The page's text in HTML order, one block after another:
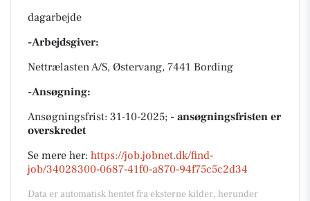
dagarbejde
-Arbejdsgiver:
Nettrælasten A/S, Østervang, 7441 Bording
-Ansøgning:
Ansøgningsfrist: 31-10-2025; - ansøgningsfristen er
overskredet
Se mere her: https://job.jobnet.dk/find-
job/34028300-0687-41f0-a870-94f75c5c2d34
Data er automatisk hentet fra eksterne kilder, herunder